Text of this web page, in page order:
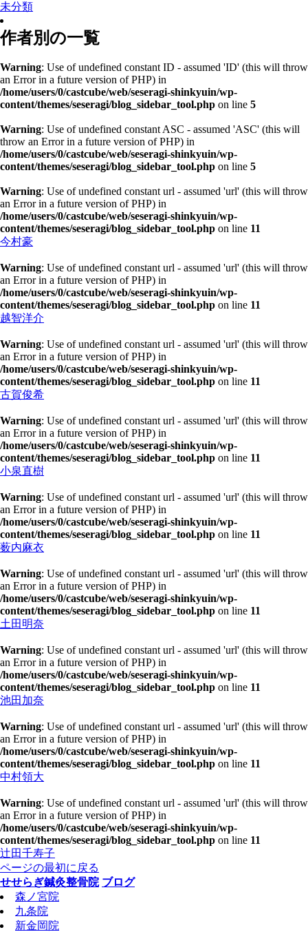
未分類
作者別の一覧
Warning: Use of undefined constant ID - assumed 'ID' (this will throw
an Error in a future version of PHP) in
/home/users/0/castcube/web/seseragi-shinkyuin/wp-
content/themes/seseragi/blog_sidebar_tool.php on line 5
Warning: Use of undefined constant ASC - assumed 'ASC' (this will
throw an Error in a future version of PHP) in
/home/users/0/castcube/web/seseragi-shinkyuin/wp-
content/themes/seseragi/blog_sidebar_tool.php on line 5
Warning: Use of undefined constant url - assumed 'url' (this will throw
an Error in a future version of PHP) in
/home/users/0/castcube/web/seseragi-shinkyuin/wp-
content/themes/seseragi/blog_sidebar_tool.php on line 11
今村豪
Warning: Use of undefined constant url - assumed 'url' (this will throw
an Error in a future version of PHP) in
/home/users/0/castcube/web/seseragi-shinkyuin/wp-
content/themes/seseragi/blog_sidebar_tool.php on line 11
越智洋介
Warning: Use of undefined constant url - assumed 'url' (this will throw
an Error in a future version of PHP) in
/home/users/0/castcube/web/seseragi-shinkyuin/wp-
content/themes/seseragi/blog_sidebar_tool.php on line 11
古賀俊希
Warning: Use of undefined constant url - assumed 'url' (this will throw
an Error in a future version of PHP) in
/home/users/0/castcube/web/seseragi-shinkyuin/wp-
content/themes/seseragi/blog_sidebar_tool.php on line 11
小泉直樹
Warning: Use of undefined constant url - assumed 'url' (this will throw
an Error in a future version of PHP) in
/home/users/0/castcube/web/seseragi-shinkyuin/wp-
content/themes/seseragi/blog_sidebar_tool.php on line 11
薮内麻衣
Warning: Use of undefined constant url - assumed 'url' (this will throw
an Error in a future version of PHP) in
/home/users/0/castcube/web/seseragi-shinkyuin/wp-
content/themes/seseragi/blog_sidebar_tool.php on line 11
土田明奈
Warning: Use of undefined constant url - assumed 'url' (this will throw
an Error in a future version of PHP) in
/home/users/0/castcube/web/seseragi-shinkyuin/wp-
content/themes/seseragi/blog_sidebar_tool.php on line 11
池田加奈
Warning: Use of undefined constant url - assumed 'url' (this will throw
an Error in a future version of PHP) in
/home/users/0/castcube/web/seseragi-shinkyuin/wp-
content/themes/seseragi/blog_sidebar_tool.php on line 11
中村領大
Warning: Use of undefined constant url - assumed 'url' (this will throw
an Error in a future version of PHP) in
/home/users/0/castcube/web/seseragi-shinkyuin/wp-
content/themes/seseragi/blog_sidebar_tool.php on line 11
辻田千寿子
ページの最初に戻る
せせらぎ鍼灸整骨院 ブログ
森ノ宮院
九条院
新金岡院